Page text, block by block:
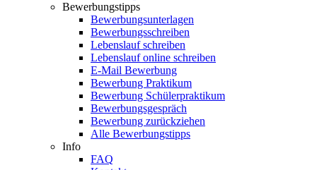
Bewerbungstipps
Bewerbungsunterlagen
Bewerbungsschreiben
Lebenslauf schreiben
Lebenslauf online schreiben
E-Mail Bewerbung
Bewerbung Praktikum
Bewerbung Schülerpraktikum
Bewerbungsgespräch
Bewerbung zurückziehen
Alle Bewerbungstipps
Info
FAQ